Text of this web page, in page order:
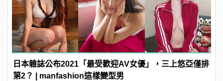
日本雜誌公布2021「最受歡迎AV女優」，三上悠亞僅排
第2？ | manfashion這樣變型男